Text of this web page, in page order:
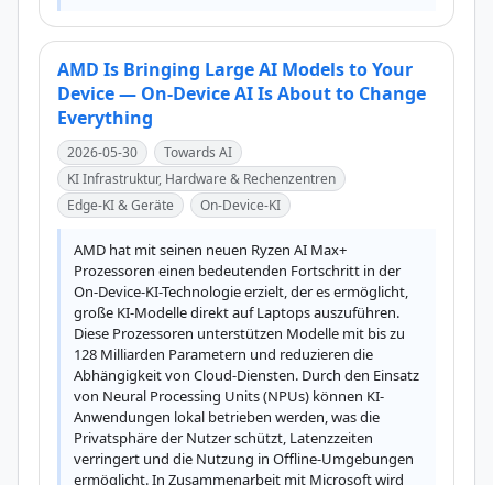
AMD Is Bringing Large AI Models to Your
Device — On-Device AI Is About to Change
Everything
2026-05-30
Towards AI
KI Infrastruktur, Hardware & Rechenzentren
Edge-KI & Geräte
On-Device-KI
AMD hat mit seinen neuen Ryzen AI Max+
Prozessoren einen bedeutenden Fortschritt in der
On-Device-KI-Technologie erzielt, der es ermöglicht,
große KI-Modelle direkt auf Laptops auszuführen.
Diese Prozessoren unterstützen Modelle mit bis zu
128 Milliarden Parametern und reduzieren die
Abhängigkeit von Cloud-Diensten. Durch den Einsatz
von Neural Processing Units (NPUs) können KI-
Anwendungen lokal betrieben werden, was die
Privatsphäre der Nutzer schützt, Latenzzeiten
verringert und die Nutzung in Offline-Umgebungen
ermöglicht. In Zusammenarbeit mit Microsoft wird